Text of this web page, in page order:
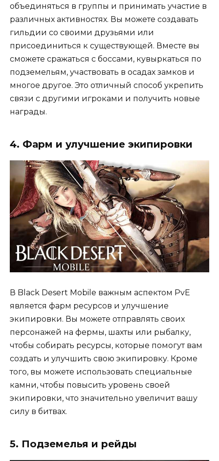
объединяться в группы и принимать участие в
различных активностях. Вы можете создавать
гильдии со своими друзьями или
присоединиться к существующей. Вместе вы
сможете сражаться с боссами, кувыркаться по
подземельям, участвовать в осадах замков и
многое другое. Это отличный способ укрепить
связи с другими игроками и получить новые
награды.
4. Фарм и улучшение экипировки
В Black Desert Mobile важным аспектом PvE
является фарм ресурсов и улучшение
экипировки. Вы можете отправлять своих
персонажей на фермы, шахты или рыбалку,
чтобы собирать ресурсы, которые помогут вам
создать и улучшить свою экипировку. Кроме
того, вы можете использовать специальные
камни, чтобы повысить уровень своей
экипировки, что значительно увеличит вашу
силу в битвах.
5. Подземелья и рейды